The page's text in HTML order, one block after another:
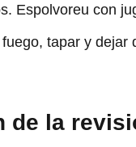
Espolvoreu con
tapar y dejar
de la